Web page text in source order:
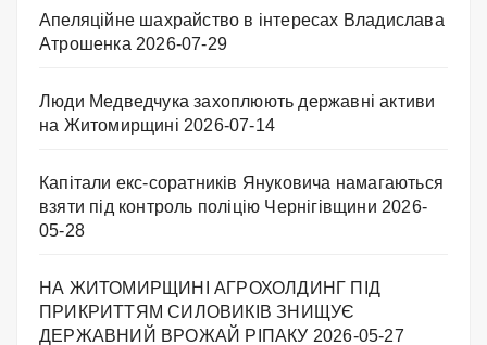
Апеляційне шахрайство в інтересах Владислава
Атрошенка 2026-07-29
Люди Медведчука захоплюють державні активи
на Житомирщині 2026-07-14
Капітали екс-соратників Януковича намагаються
взяти під контроль поліцію Чернігівщини 2026-
05-28
НА ЖИТОМИРЩИНІ АГРОХОЛДИНГ ПІД
ПРИКРИТТЯМ СИЛОВИКІВ ЗНИЩУЄ
ДЕРЖАВНИЙ ВРОЖАЙ РІПАКУ ​ 2026-05-27